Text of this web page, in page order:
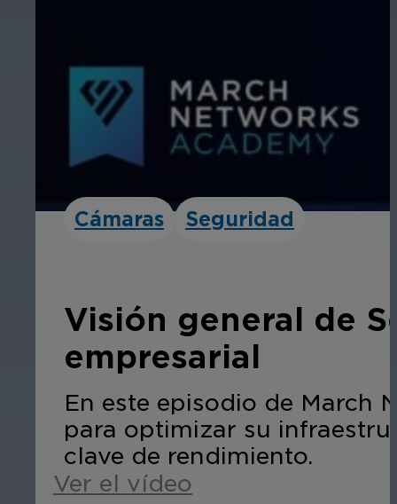
Cámaras Seguridad
Visión general de
empresarial
En este episodio de March
para optimizar su
clave de rendimiento.
Ver el vídeo